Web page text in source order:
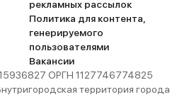
рекламных рассылок
Политика для контента,
генерируемого
пользователями
Вакансии
ОРГН 1127746774825
территория города